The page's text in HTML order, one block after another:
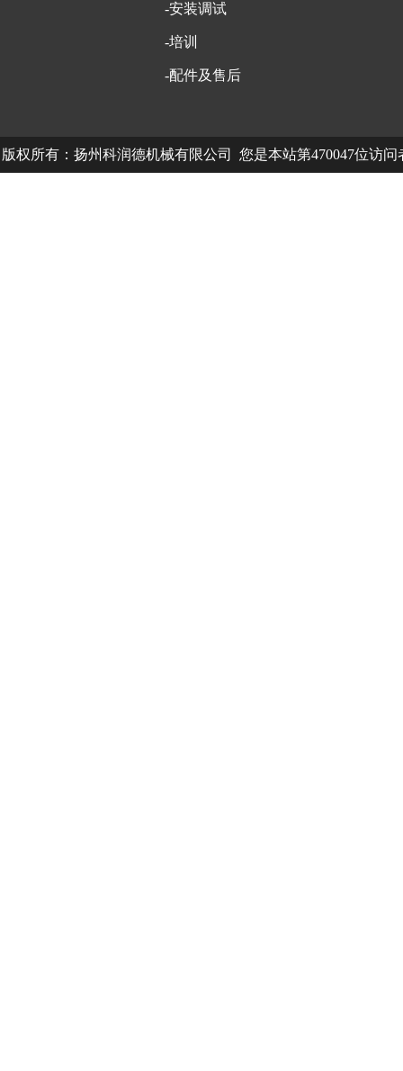
-安装调试
-培训
-配件及售后
版权所有：扬州科润德机械有限公司 您是本站第470047位访